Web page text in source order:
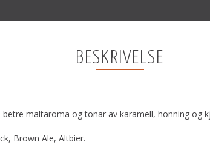
BESKRIVELSE
maltaroma og tonar av karamell, honning og
Brown Ale, Altbier.